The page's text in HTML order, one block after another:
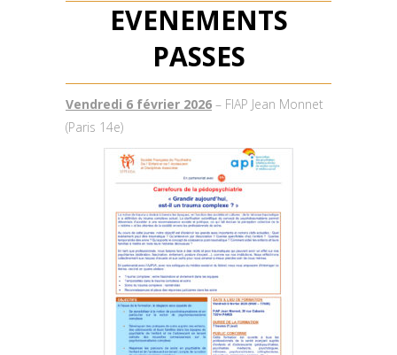
EVENEMENTS
PASSES
Vendredi 6 février 2026 – FIAP Jean Monnet
(Paris 14e)